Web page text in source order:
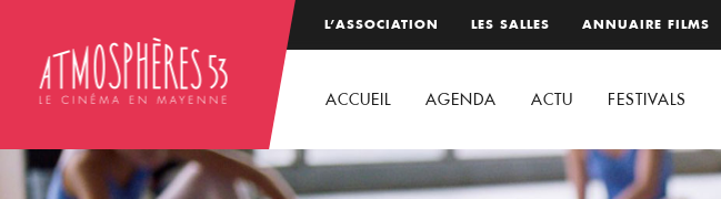
L’ASSOCIATION LES SALLES ANNUAIRE FILMS
ACCUEIL AGENDA ACTU FESTIVALS